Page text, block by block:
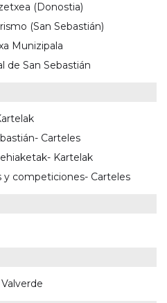
(Donostia)
(San Sebastián)
Munizipala
de San Sebastián
Carteles
Kartelak
competiciones- Carteles